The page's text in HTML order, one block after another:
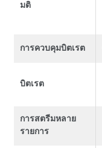
มติ
การควบคุมบิตเรต
บิตเรต
การสตรีมหลาย
รายการ